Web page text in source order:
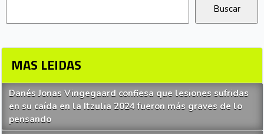
MAS LEIDAS
Danés Jonas Vingegaard confiesa que lesiones sufridas
en su caída en la Itzulia 2024 fueron más graves de lo
pensando